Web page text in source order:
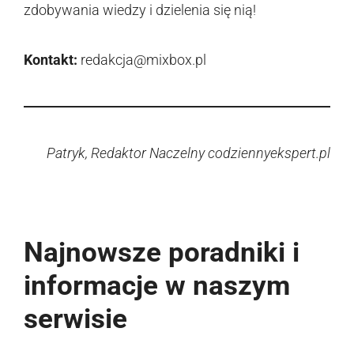
zdobywania wiedzy i dzielenia się nią!
Kontakt: redakcja@mixbox.pl
Patryk, Redaktor Naczelny codziennyekspert.pl
Najnowsze poradniki i
informacje w naszym
serwisie